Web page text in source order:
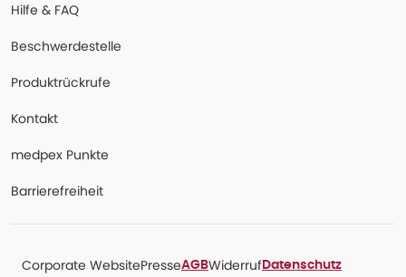
Hilfe & FAQ
Beschwerdestelle
Produktrückrufe
Kontakt
medpex Punkte
Barrierefreiheit
Corporate WebsitePresseAGBWiderruf Datenschutz